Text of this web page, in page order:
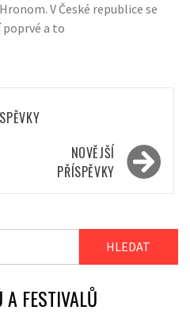
V České republice se
a to
NOVĚJŠÍ
PŘÍSPĚVKY
A FESTIVALŮ